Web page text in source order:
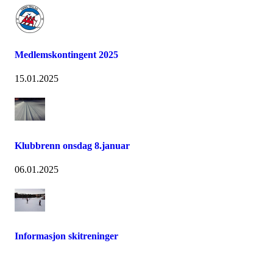
Medlemskontingent 2025
15.01.2025
Klubbrenn onsdag 8.januar
06.01.2025
Informasjon skitreninger